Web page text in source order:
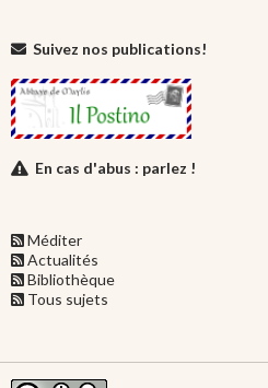
Suivez nos publications!
En cas d'abus : parlez !
Méditer
Actualités
Bibliothèque
Tous sujets